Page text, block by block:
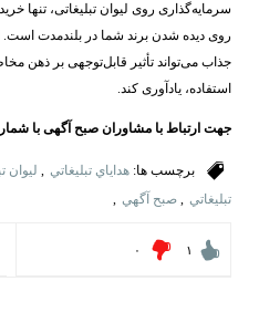
سرمایه‌گذاری روی لیوان تبلیغاتی، تنها
روی دیده شدن برند شما در بلندمدت
جذاب می‌تواند تأثیر قابل‌توجهی بر ذهن
استفاده، یادآوری کند.
جهت ارتباط با مشاوران صبح آگهی با شماره 02166172617 تماس
برچسب ها:هداياي تبليغاتي , ليوان
تبليغاتي , صبح آگهي ,
۱